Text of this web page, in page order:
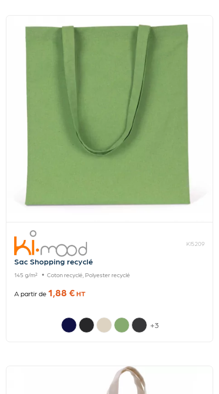
KI5209
Sac Shopping recyclé
145 g/m² Coton recyclé, Polyester recyclé
A partir de 1,88 €HT
+3